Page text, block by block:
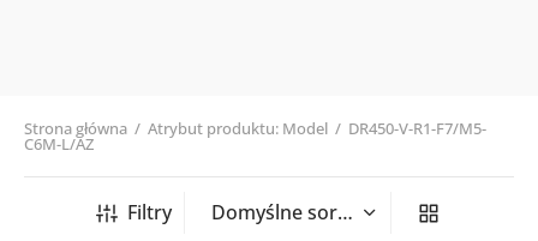
Strona główna / Atrybut produktu: Model / DR450-V-R1-F7/M5-
C6M-L/AZ
Filtry